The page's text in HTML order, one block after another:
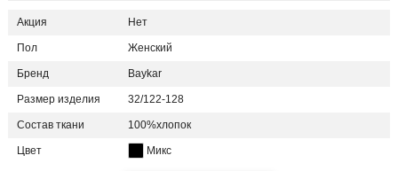
Акция Нет
Пол Женский
Бренд Baykar
Размер изделия 32/122-128
Состав ткани 100%хлопок
Цвет Микс